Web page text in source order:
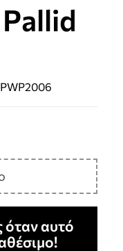
αυτό